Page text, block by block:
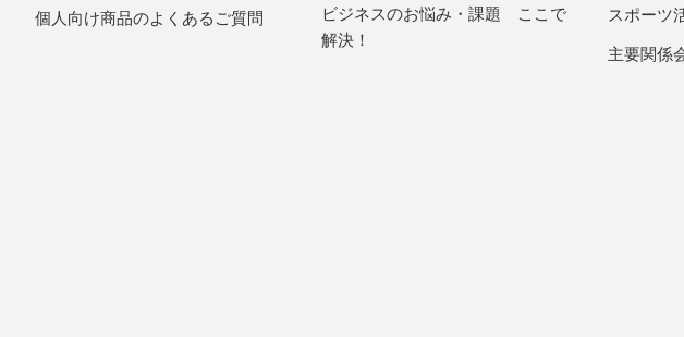
個人向け商品のよくあるご質問
ビジネスのお悩み・課題 ここで
解決！
スポーツ
主要関係